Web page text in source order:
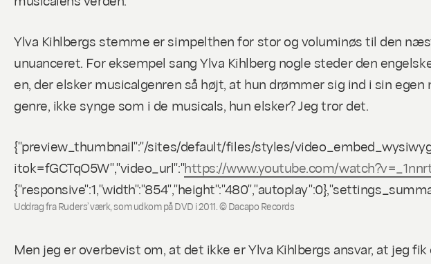
Ylva Kihlbergs stemme er simpelthen for stor og voluminøs til den
unuanceret. For eksempel sang Ylva Kihlberg nogle steder den
en, der elsker musicalgenren så højt, at hun drømmer sig ind i sin
genre, ikke synge som i de musicals, hun elsker? Jeg tror det.
{"preview_thumbnail":"/sites/default/files/styles/
itok=fGCTqO5W","video_url":"https://www.youtube.com/
Uddrag fra Ruders’ værk, som udkom på DVD i 2011. © Dacapo Records
Men jeg er overbevist om, at det ikke er Ylva Kihlbergs ansvar, at jeg